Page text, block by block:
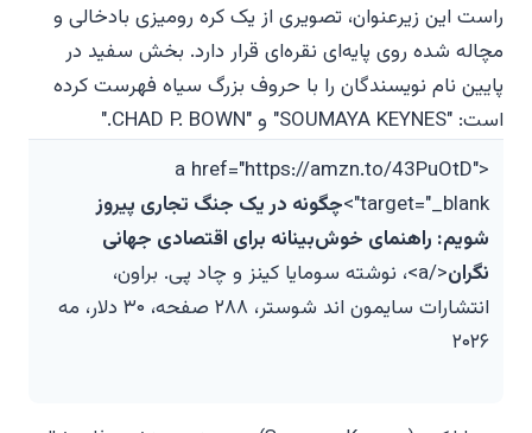
<a href="https://amzn.to/43PuOtD"
target="_blank"> چگونه در یک جنگ تجاری پیروز
شویم: راهنمای خوش‌بینانه برای اقتصادی جهانی
نگران</a>،
نوشته سومایا کینز و چاد پی. براون،
انتشارات سایمون اند شوستر، ۲۸۸ صفحه، ۳۰ دلار، مه
۲۰۲۶